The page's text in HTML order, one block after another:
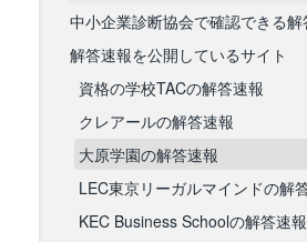
中小企業診断協会で確認できる解
解答速報を公開しているサイト
資格の学校TACの解答速報
クレアールの解答速報
大原学園の解答速報
LEC東京リーガルマインドの解
KEC Business Schoolの解答速報